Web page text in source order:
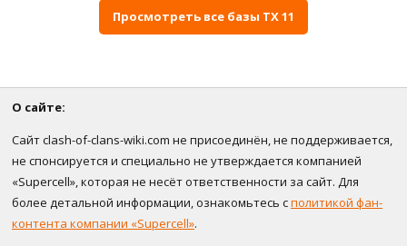
Просмотреть все базы ТХ 11
О сайте:
Сайт clash-of-clans-wiki.com не присоединён, не поддерживается,
не спонсируется и специально не утверждается компанией
«Supercell», которая не несёт ответственности за сайт. Для
более детальной информации, ознакомьтесь сполитикой фан-
контента компании «Supercell».